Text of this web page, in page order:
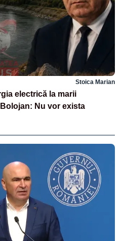
Stoica Marian
electrică la marii
Nu vor exista